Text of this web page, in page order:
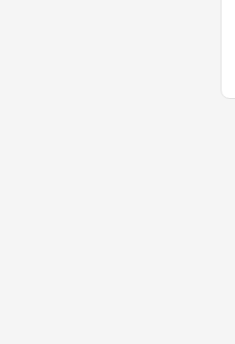
Gracias por leer mi trabajo,